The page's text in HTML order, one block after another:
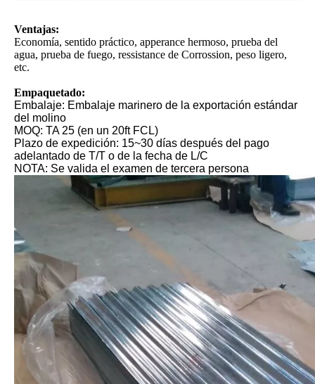
Ventajas:
Economía, sentido práctico, apperance hermoso, prueba del
agua, prueba de fuego, ressistance de Corrossion, peso ligero,
etc.
Empaquetado:
Embalaje: Embalaje marinero de la exportación estándar
del molino
MOQ: TA 25 (en un 20ft FCL)
Plazo de expedición: 15~30 días después del pago
adelantado de T/T o de la fecha de L/C
NOTA: Se valida el examen de tercera persona